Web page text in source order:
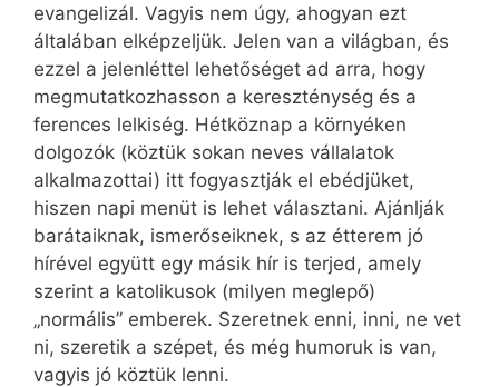
evangelizál. Vagyis nem úgy, ahogyan ezt
általában elképzeljük. Jelen van a világban, és
ezzel a jelenléttel lehetőséget ad arra, hogy
megmutatkozhasson a kereszténység és a
ferences lelkiség. Hétköznap a környéken
dolgozók (köztük sokan neves vállalatok
alkalmazottai) itt fogyasztják el ebédjüket,
hiszen napi menüt is lehet választani. Ajánlják
barátaiknak, ismerőseiknek, s az étterem jó
hírével együtt egy másik hír is terjed, amely
szerint a katolikusok (milyen meglepő)
„normális” emberek. Szeretnek enni, inni, ne vet
ni, szeretik a szépet, és még humoruk is van,
vagyis jó köztük lenni.